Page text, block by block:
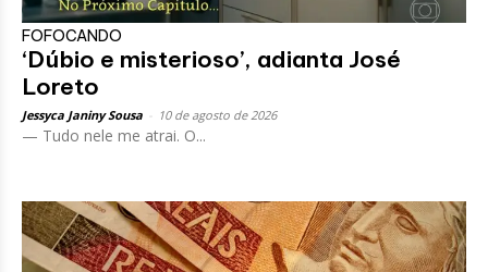
FOFOCANDO
‘Dúbio e misterioso’, adianta José
Loreto
Jessyca Janiny Sousa 10 de agosto de 2026
— Tudo nele me atrai. O...